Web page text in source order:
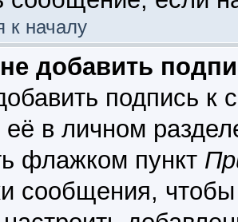
к началу
добавить
подпись
её в личном
флажком пункт
сообщения,